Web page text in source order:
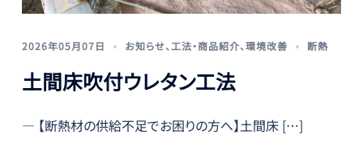
2026年05月07日 お知らせ、 工法・商品紹介、環境改善 断熱
土間床吹付ウレタン工法
— 【断熱材の供給不足でお困りの方へ】土間床 […]